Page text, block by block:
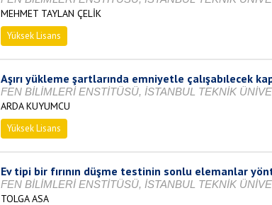
MEHMET TAYLAN ÇELİK
Yüksek Lisans
Aşırı yükleme şartlarında emniyetle çalışabılecek
FEN BİLİMLERİ ENSTİTÜSÜ, İSTANBUL TEKNİK
ARDA KUYUMCU
Yüksek Lisans
Ev tipi bir fırının düşme testinin sonlu elemanlar
FEN BİLİMLERİ ENSTİTÜSÜ, İSTANBUL TEKNİK
TOLGA ASA